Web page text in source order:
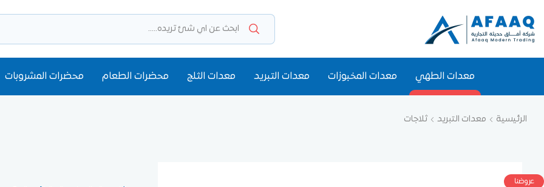
معدات الطهي معدات المخبوزات معدات التبريد معدات الثلج محضرات الطعام محضرات المشروبات
الرئيسية معدات التبريد ثلاجات
عروضنا